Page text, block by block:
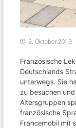
2. Oktober 2019
Französische
Deutschlands
unterwegs. Sie
zu besuchen
Altersgruppen
französische
Francemobil mit